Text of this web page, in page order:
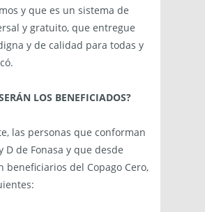
y que es un sistema de
y gratuito, que entregue
y de calidad para todas y
LOS BENEFICIADOS?
las personas que conforman
D de Fonasa y que desde
beneficiarios del Copago Cero,